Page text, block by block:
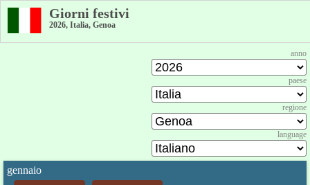
Giorni festivi
2026, Italia, Genoa
anno
paese
regione
language
gennaio